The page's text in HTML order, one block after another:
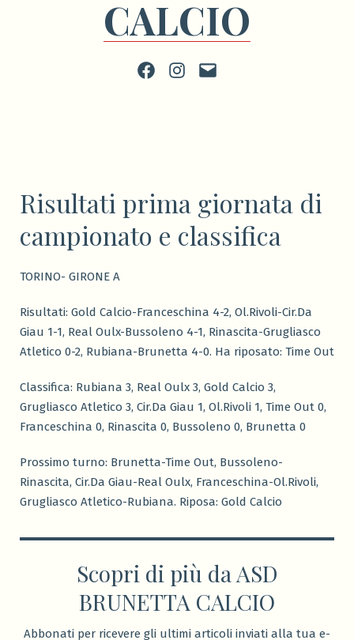
CALCIO
FacebookInstagram
scrivi
Risultati prima giornata di
campionato e classifica
TORINO- GIRONE A
Risultati: Gold Calcio-Franceschina 4-2, Ol.Rivoli-Cir.Da
Giau 1-1, Real Oulx-Bussoleno 4-1, Rinascita-Grugliasco
Atletico 0-2, Rubiana-Brunetta 4-0. Ha riposato: Time Out
Classifica: Rubiana 3, Real Oulx 3, Gold Calcio 3,
Grugliasco Atletico 3, Cir.Da Giau 1, Ol.Rivoli 1, Time Out 0,
Franceschina 0, Rinascita 0, Bussoleno 0, Brunetta 0
Prossimo turno: Brunetta-Time Out, Bussoleno-
Rinascita, Cir.Da Giau-Real Oulx, Franceschina-Ol.Rivoli,
Grugliasco Atletico-Rubiana. Riposa: Gold Calcio
Scopri di più da ASD
BRUNETTA CALCIO
Abbonati per ricevere gli ultimi articoli inviati alla tua e-